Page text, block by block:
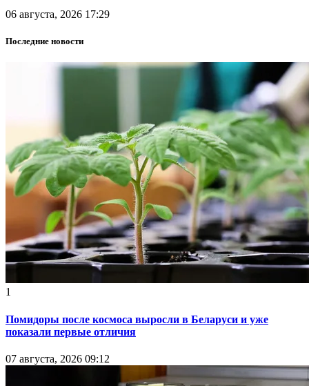
06 августа, 2026 17:29
Последние новости
1
Помидоры после космоса выросли в Беларуси и уже
показали первые отличия
07 августа, 2026 09:12